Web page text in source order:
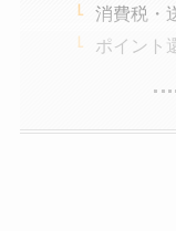
消費税・
ポイント